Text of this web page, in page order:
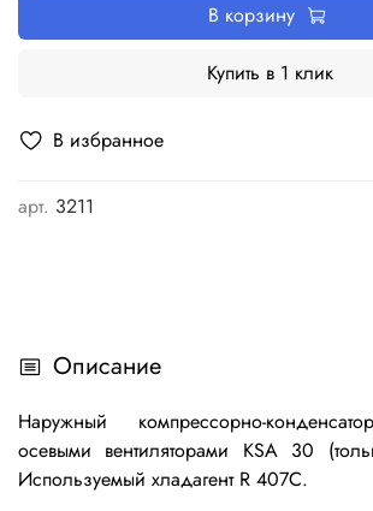
В избранное
арт. 3211
В корзину
Купить в 1 клик
Описание
Наружный компрессорно-
осевыми вентиляторами KSA 30
Используемый хладагент R 407C.